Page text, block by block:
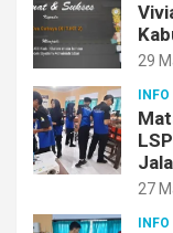
29
INFO
27
INFO